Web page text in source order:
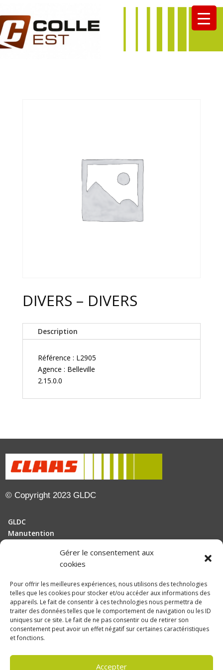
Gérer le consentement aux
cookies
Pour offrir les meilleures expériences, nous utilisons des technologies
telles que les cookies pour stocker et/ou accéder aux informations des
appareils. Le fait de consentir à ces technologies nous permettra de
traiter des données telles que le comportement de navigation ou les ID
uniques sur ce site. Le fait de ne pas consentir ou de retirer son
consentement peut avoir un effet négatif sur certaines caractéristiques
et fonctions.
Accepter
DIVERS – DIVERS
Description
Référence : L2905
Agence : Belleville
2.15.0.0
© Copyright 2023 GLDC
GLDC
Manutention
Actualités
Recrutement
Politique de confidentialité
Mentions légales